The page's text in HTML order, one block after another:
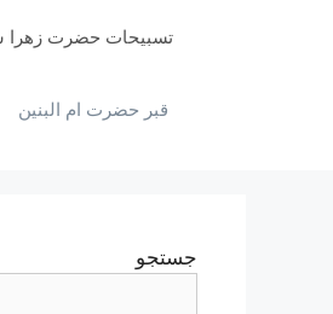
تسبیحات حضرت زهرا
قبر حضرت ام البنین
جستجو